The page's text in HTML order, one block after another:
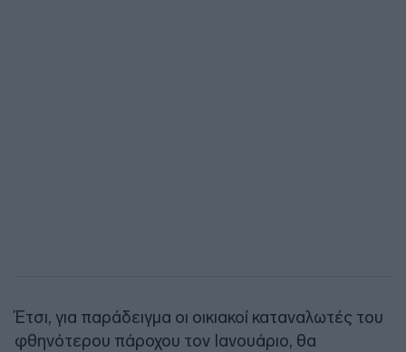
Έτσι, για παράδειγμα οι οικιακοί καταναλωτές του
φθηνότερου πάροχου τον Ιανουάριο, θα